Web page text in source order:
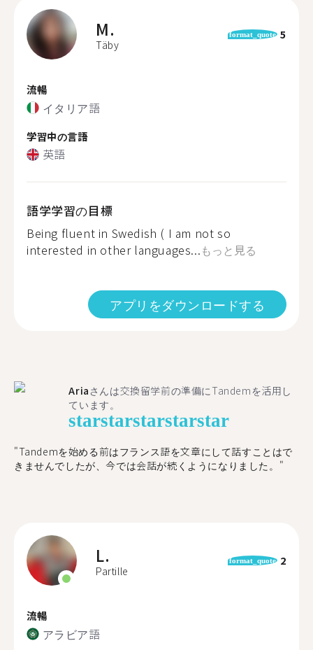
M.
Täby
format_quote 5
流暢
イタリア語
学習中の言語
英語
語学学習の目標
Being fluent in Swedish ( I am not so
interested in other languages...もっと見る
アプリをダウンロードする
Aria さんは交換留学前の準備にTandemを活用し
ています。
starstarstarstarstar
"​​Tandemを始める前はフランス語を文章にして話すことはで
きませんでしたが、今では会話が続くようになりました。"
L.
Partille
format_quote 2
流暢
アラビア語